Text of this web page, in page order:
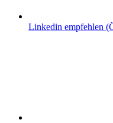
Linkedin empfehlen